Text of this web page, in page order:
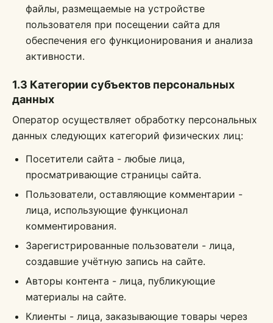
файлы, размещаемые на устройстве
пользователя при посещении сайта для
обеспечения его функционирования и анализа
активности.
1.3 Категории субъектов персональных
данных
Оператор осуществляет обработку персональных
данных следующих категорий физических лиц:
Посетители сайта - любые лица,
просматривающие страницы сайта.
Пользователи, оставляющие комментарии -
лица, использующие функционал
комментирования.
Зарегистрированные пользователи - лица,
создавшие учётную запись на сайте.
Авторы контента - лица, публикующие
материалы на сайте.
Клиенты - лица, заказывающие товары через